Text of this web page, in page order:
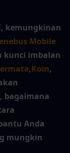
kemungkinan
Mobile
kunci imbalan
,Koin,
bagaimana
Anda
mungkin